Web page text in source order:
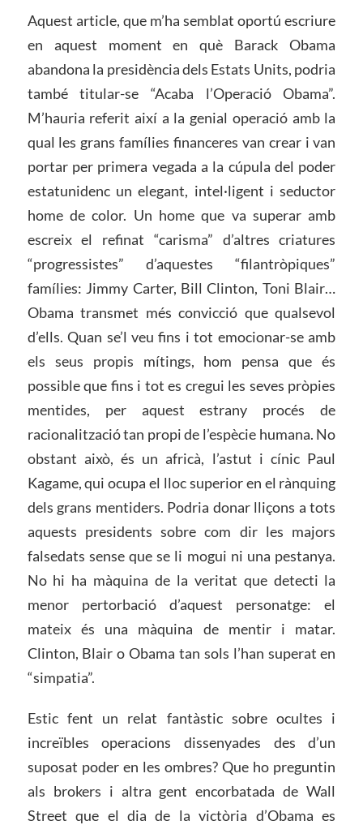
Aquest article, que m’ha semblat oportú escriure
en aquest moment en què Barack Obama
abandona la presidència dels Estats Units, podria
també titular-se “Acaba l’Operació Obama”.
M’hauria referit així a la genial operació amb la
qual les grans famílies financeres van crear i van
portar per primera vegada a la cúpula del poder
estatunidenc un elegant, intel·ligent i seductor
home de color. Un home que va superar amb
escreix el refinat “carisma” d’altres criatures
“progressistes” d’aquestes “filantròpiques”
famílies: Jimmy Carter, Bill Clinton, Toni Blair…
Obama transmet més convicció que qualsevol
d’ells. Quan se’l veu fins i tot emocionar-se amb
els seus propis mítings, hom pensa que és
possible que fins i tot es cregui les seves pròpies
mentides, per aquest estrany procés de
racionalització tan propi de l’espècie humana. No
obstant això, és un africà, l’astut i cínic Paul
Kagame, qui ocupa el lloc superior en el rànquing
dels grans mentiders. Podria donar lliçons a tots
aquests presidents sobre com dir les majors
falsedats sense que se li mogui ni una pestanya.
No hi ha màquina de la veritat que detecti la
menor pertorbació d’aquest personatge: el
mateix és una màquina de mentir i matar.
Clinton, Blair o Obama tan sols l’han superat en
“simpatia”.
Estic fent un relat fantàstic sobre ocultes i
increïbles operacions dissenyades des d’un
suposat poder en les ombres? Que ho preguntin
als brokers i altra gent encorbatada de Wall
Street que el dia de la victòria d’Obama es